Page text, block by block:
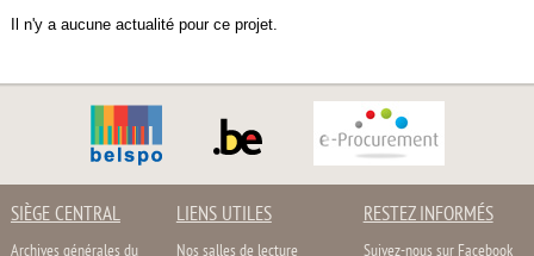
Il n'y a aucune actualité pour ce projet.
SIÈGE CENTRAL LIENS UTILES RESTEZ INFORMÉS